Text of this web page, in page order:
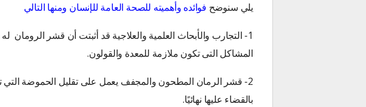
يلي سنوضح فوائده وأهميته للصحة العامة للإنسان ومنها التالي
1- التجارب والأبحاث العلمية والعلاجية قد أثبتت أن قشر
المشاكل التى تكون ملازمة للمعدة والقولون.
2- قشر الرمان المطحون والمجفف يعمل على تقليل الحموضة
بالقضاء عليها نهائيًا.